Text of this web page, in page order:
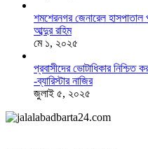
শমশেরনগর জেনারেল হাসপাতাল
আব্দুর রহিম
মে ১, ২০২৫
প্রবাসীদের ভোটাধিকার নিশ্চিত
-ব্যারিস্টার নাজির
জুলাই ৫, ২০২৫